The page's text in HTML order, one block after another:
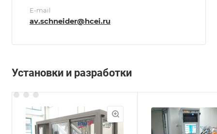
E-mail
av.schneider@hcei.ru
Установки и разработки